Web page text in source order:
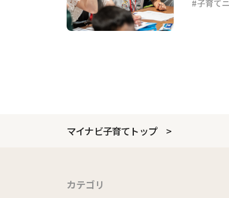
子育て
マイナビ子育てトップ
カテゴリ